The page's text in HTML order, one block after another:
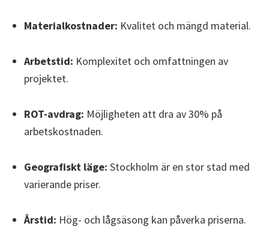
Materialkostnader: Kvalitet och mängd material.
Arbetstid: Komplexitet och omfattningen av
projektet.
ROT-avdrag: Möjligheten att dra av 30% på
arbetskostnaden.
Geografiskt läge: Stockholm är en stor stad med
varierande priser.
Årstid: Hög- och lågsäsong kan påverka priserna.